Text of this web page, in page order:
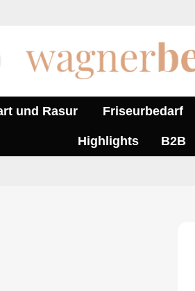
und Rasur Friseurbedarf
Highlights B2B